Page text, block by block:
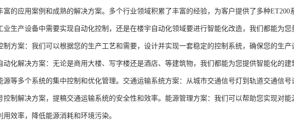
富的应用案例和成熟的解决方案。多个行业领域积累了丰富的经验，为客户提供了多种ET200
业生产设备中需要实现自动化控制，还是在楼宇自动化领域要进行智能化改造，我们都能为您
制方案：我们可以根据您的生产工艺和需要，设计并实现一套稳定的控制系统，确保您的生
动化解决方案：无论是商用大楼、写字楼还是酒店、等建筑物，我们都能为您提供智能化的建
源等多个系统的集中控制和优化管理。交通运输系统方案：从城市交通信号灯到轨道交通信号
控制解决方案，提稿交通运输系统的安全性和效率。能源管理方案：我们可以帮助您实现对
用效率，降低能源消耗和环境污染。